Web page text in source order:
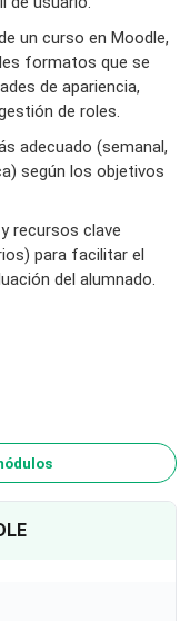
un curso en Moodle,
formatos que se
de apariencia,
de roles.
adecuado (semanal,
según los objetivos
recursos clave
para facilitar el
del alumnado.